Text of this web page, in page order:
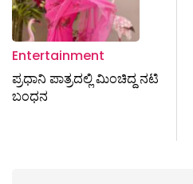
Entertainment
ಪ್ರಧಾನಿ ಪಾತ್ರದಲ್ಲಿ ಮಿಂಚಿದ್ದ ನಟಿ
ಬಂಧನ